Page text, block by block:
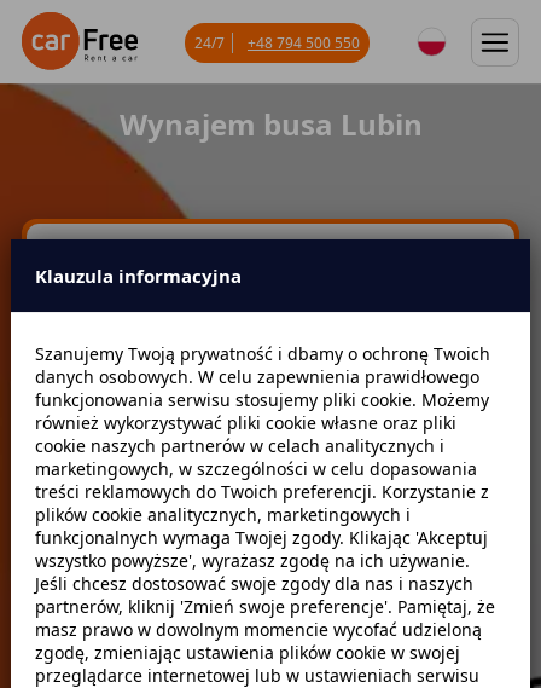
Wynajem busa Lubin
Miejsce odbioru
Data odbioru Godzina
Data zwrotu Godzina
Szukaj
zwróć w innym miejscu
24/7 +48 794 500 550
Klauzula informacyjna
Szanujemy Twoją prywatność i dbamy o ochronę Twoich
danych osobowych. W celu zapewnienia prawidłowego
funkcjonowania serwisu stosujemy pliki cookie. Możemy
również wykorzystywać pliki cookie własne oraz pliki
cookie naszych partnerów w celach analitycznych i
marketingowych, w szczególności w celu dopasowania
treści reklamowych do Twoich preferencji. Korzystanie z
plików cookie analitycznych, marketingowych i
funkcjonalnych wymaga Twojej zgody. Klikając 'Akceptuj
wszystko powyższe', wyrażasz zgodę na ich używanie.
Jeśli chcesz dostosować swoje zgody dla nas i naszych
partnerów, kliknij 'Zmień swoje preferencje'. Pamiętaj, że
masz prawo w dowolnym momencie wycofać udzieloną
zgodę, zmieniając ustawienia plików cookie w swojej
przeglądarce internetowej lub w ustawieniach serwisu